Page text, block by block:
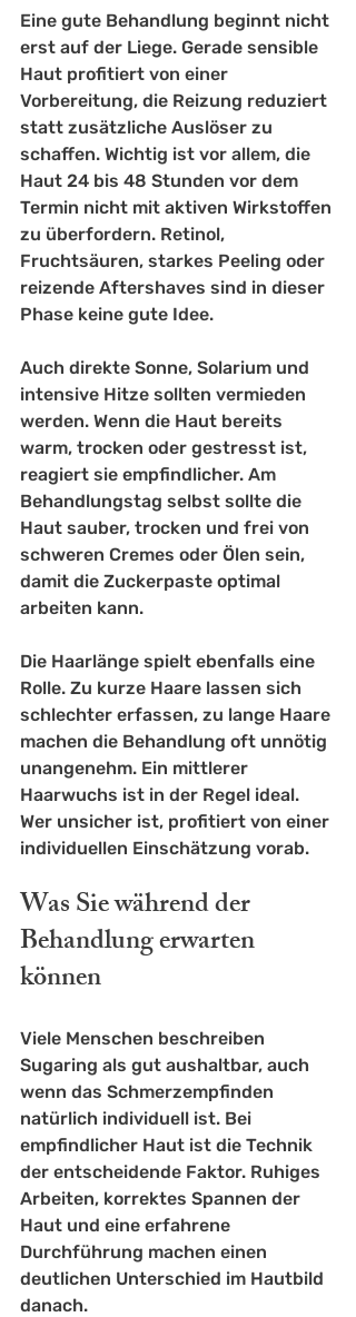
Eine gute Behandlung beginnt nicht
erst auf der Liege. Gerade sensible
Haut profitiert von einer
Vorbereitung, die Reizung reduziert
statt zusätzliche Auslöser zu
schaffen. Wichtig ist vor allem, die
Haut 24 bis 48 Stunden vor dem
Termin nicht mit aktiven Wirkstoffen
zu überfordern. Retinol,
Fruchtsäuren, starkes Peeling oder
reizende Aftershaves sind in dieser
Phase keine gute Idee.
Auch direkte Sonne, Solarium und
intensive Hitze sollten vermieden
werden. Wenn die Haut bereits
warm, trocken oder gestresst ist,
reagiert sie empfindlicher. Am
Behandlungstag selbst sollte die
Haut sauber, trocken und frei von
schweren Cremes oder Ölen sein,
damit die Zuckerpaste optimal
arbeiten kann.
Die Haarlänge spielt ebenfalls eine
Rolle. Zu kurze Haare lassen sich
schlechter erfassen, zu lange Haare
machen die Behandlung oft unnötig
unangenehm. Ein mittlerer
Haarwuchs ist in der Regel ideal.
Wer unsicher ist, profitiert von einer
individuellen Einschätzung vorab.
Was Sie während der
Behandlung erwarten
können
Viele Menschen beschreiben
Sugaring als gut aushaltbar, auch
wenn das Schmerzempfinden
natürlich individuell ist. Bei
empfindlicher Haut ist die Technik
der entscheidende Faktor. Ruhiges
Arbeiten, korrektes Spannen der
Haut und eine erfahrene
Durchführung machen einen
deutlichen Unterschied im Hautbild
danach.